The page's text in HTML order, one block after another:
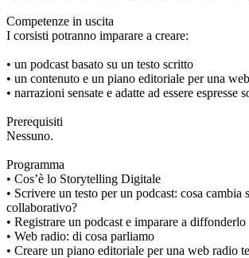
Competenze in uscita
I corsisti potranno imparare a creare:
• un podcast basato su un testo scritto
• un contenuto e un piano editoriale per una
• narrazioni sensate e adatte ad essere espresse
Prerequisiti
Nessuno.
Programma
• Cos’è lo Storytelling Digitale
• Scrivere un testo per un podcast: cosa cambia
collaborativo?
• Registrare un podcast e imparare a diffonderlo
• Web radio: di cosa parliamo
• Creare un piano editoriale per una web radio